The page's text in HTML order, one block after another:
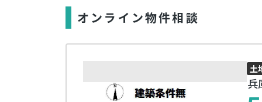
オンライン物件相談
土
兵